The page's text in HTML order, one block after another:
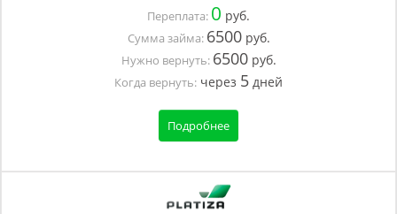
Переплата: 0 руб.
Сумма займа: 6500руб.
Нужно вернуть: 6500руб.
Когда вернуть: через 5 дней
Подробнее